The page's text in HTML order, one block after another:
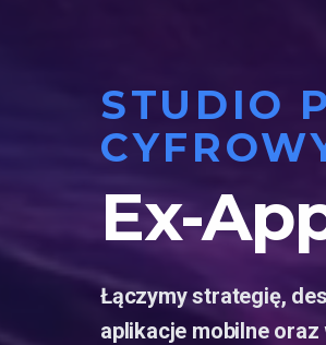
STUDIO
Ex-
Łączymy strategię,
aplikacje mobilne